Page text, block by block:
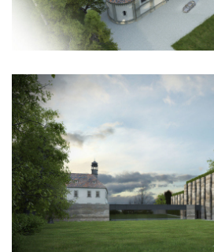
nová zbrojovka blok g